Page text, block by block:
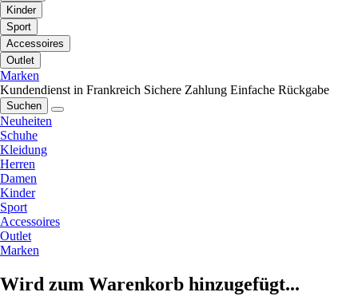
Kinder
Sport
Accessoires
Outlet
Marken
Kundendienst in Frankreich Sichere Zahlung Einfache Rückgabe
Suchen
Neuheiten
Schuhe
Kleidung
Herren
Damen
Kinder
Sport
Accessoires
Outlet
Marken
Wird zum Warenkorb hinzugefügt...